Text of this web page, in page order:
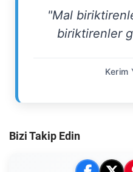
"Mal
biriktirenler
Kerim
Bizi Takip Edin